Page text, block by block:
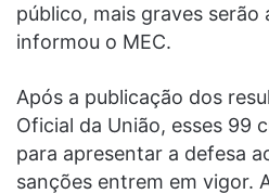
público, mais graves serão
informou o MEC.
Após a publicação dos
Oficial da União, esses 99
para apresentar a defesa
sanções entrem em vigor.